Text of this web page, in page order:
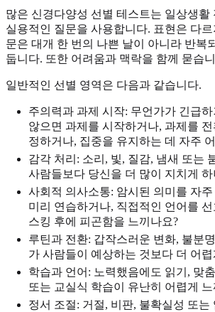
많은 신경다양성 선별 테스트는 일상생활
실용적인 질문을 사용합니다. 표현은 다
문은 대개 한 번의 나쁜 날이 아니라 반복
둡니다. 또한 어려움과 맥락을 함께 묻습
일반적인 선별 영역은 다음과 같습니다.
주의력과 과제 시작: 무언가가 긴급하
않으면 과제를 시작하거나, 과제를
정하거나, 집중을 유지하는 데 자주
감각 처리: 소리, 빛, 질감, 냄새 또는
사람들보다 당신을 더 많이 지치게 하
사회적 의사소통: 암시된 의미를 자
미리 연습하거나, 직접적인 언어를
스킹 후에 피곤함을 느끼나요?
루틴과 전환: 갑작스러운 변화, 불분
가 사람들이 예상하는 것보다 더 어
학습과 언어: 노력했음에도 읽기, 맞
또는 교실식 학습이 유난히 어렵게
정서 조절: 거절, 비판, 불확실성 또는